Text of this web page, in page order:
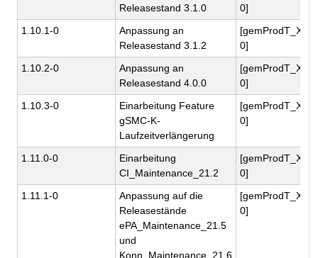
Releasestand 3.1.0
0]
1.10.1-0
Anpassung an
Releasestand 3.1.2
0]
1.10.2-0
Anpassung an
Releasestand 4.0.0
0]
1.10.3-0
Einarbeitung Feature
gSMC-K-
Laufzeitverlängerung
0]
1.11.0-0
Einarbeitung
CI_Maintenance_21.2
0]
1.11.1-0
Anpassung auf die
Releasestände
ePA_Maintenance_21.5
und
Konn_Maintenance_21.6
0]